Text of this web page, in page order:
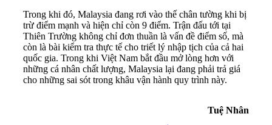
Trong khi đó, Malaysia đang rơi vào thế chân tường khi bị
trừ điểm mạnh và hiện chỉ còn 9 điểm. Trận đấu tới tại
Thiên Trường không chỉ đơn thuần là vấn đề điểm số, mà
còn là bài kiểm tra thực tế cho triết lý nhập tịch của cả hai
quốc gia. Trong khi Việt Nam bắt đầu mở lòng hơn với
những cá nhân chất lượng, Malaysia lại đang phải trả giá
cho những sai sót trong khâu vận hành quy trình này.
Tuệ Nhân